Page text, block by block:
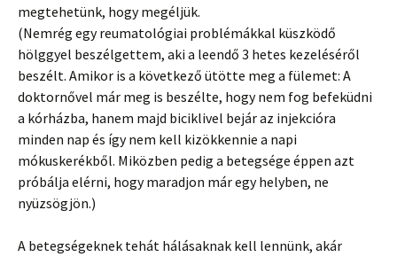
megtehetünk, hogy megéljük.
(Nemrég egy reumatológiai problémákkal küszködő
hölggyel beszélgettem, aki a leendő 3 hetes kezeléséről
beszélt. Amikor is a következő ütötte meg a fülemet: A
doktornővel már meg is beszélte, hogy nem fog befeküdni
a kórházba, hanem majd biciklivel bejár az injekcióra
minden nap és így nem kell kizökkennie a napi
mókuskerékből. Miközben pedig a betegsége éppen azt
próbálja elérni, hogy maradjon már egy helyben, ne
nyüzsögjön.)
A betegségeknek tehát hálásaknak kell lennünk, akár